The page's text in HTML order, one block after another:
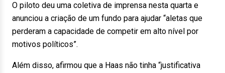
O piloto deu uma coletiva de imprensa nesta quarta e
anunciou a criação de um fundo para ajudar “aletas que
perderam a capacidade de competir em alto nível por
motivos políticos”.
Além disso, afirmou que a Haas não tinha “justificativa